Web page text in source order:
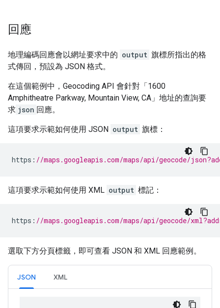
回應
地理編碼回應會以網址要求中的 output 旗標所指出的格
式傳回，預設為 JSON 格式。
在這個範例中，Geocoding API 會針對「1600
Amphitheatre Parkway, Mountain View, CA」地址的查詢要
求 json 回應。
這項要求示範如何使用 JSON output 旗標：
https : //maps.googleapis.com/maps/api/geocode/
這項要求示範如何使用 XML output 標記：
https : //maps.googleapis.com/maps/api/geocode/
選取下方分頁標籤，即可查看 JSON 和 XML 回應範例。
JSON XML